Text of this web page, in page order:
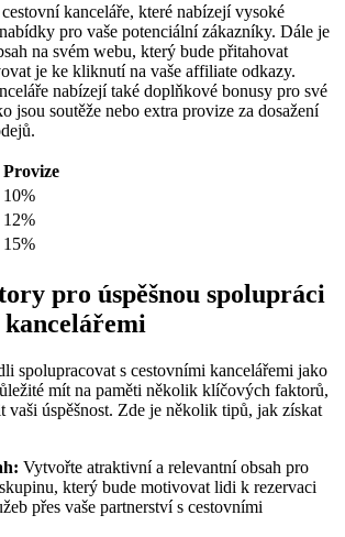
kanceláře, které nabízejí vysoké
pro vaše potenciální zákazníky. Dále je
na svém webu, který bude přitahovat
je ke kliknutí na vaše affiliate odkazy.
nabízejí také doplňkové bonusy pro své
jsou soutěže nebo extra provize za dosažení
Provize
10%
12%
15%
pro úspěšnou spolupráci
kancelářemi
spolupracovat s cestovními kancelářemi jako
mít na paměti několik klíčových faktorů,
vaši úspěšnost. Zde je několik tipů, jak získat
Vytvořte atraktivní a relevantní obsah pro
který bude motivovat lidi k rezervaci
přes vaše partnerství s cestovními